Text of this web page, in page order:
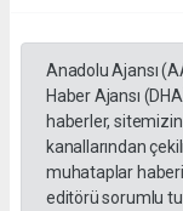
Anadolu Ajansı
Haber Ajansı
haberler,
kanallarından
muhataplar
editörü sorumlu